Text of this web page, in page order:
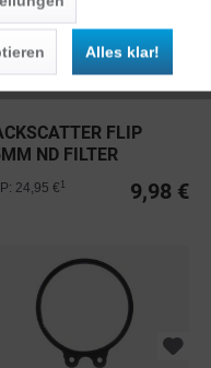
FLIP
ND FILTER
9,98 €
24,95 €
Alles klar!